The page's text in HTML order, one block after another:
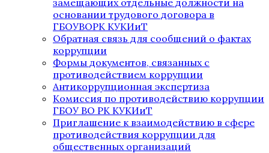
замещающих отдельные должности на
основании трудового договора в
ГБОУВОРК КУКИиТ
Обратная связь для сообщений о фактах
коррупции
Формы документов, связанных с
противодействием коррупции
Антикоррупционная экспертиза
Комиссия по противодействию коррупции
ГБОУ ВО РК КУКИиТ
Приглашение к взаимодействию в сфере
противодействия коррупции для
общественных организаций